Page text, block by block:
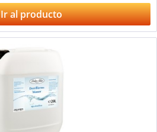
Ir al producto